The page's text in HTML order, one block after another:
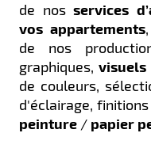
de nos services
vos appartements
de nos
graphiques, visuels
de couleurs,
d'éclairage,
peinture / papier